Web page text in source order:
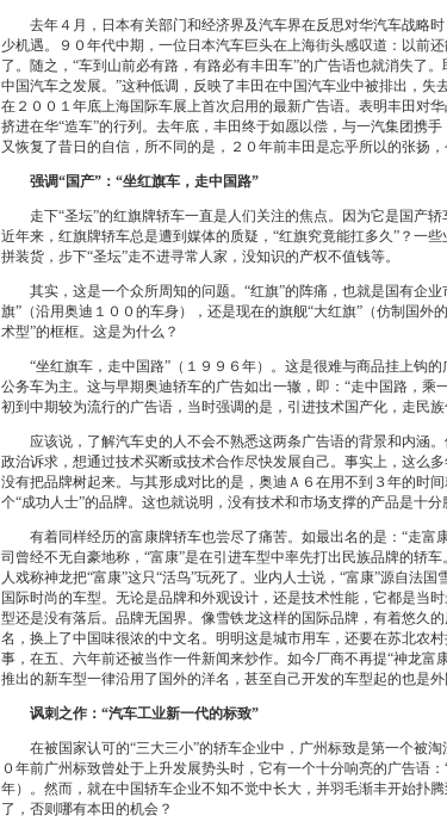
去年４月，日本有关部门和经济界及汽车界在反思对华汽车战略时
少机遇。９０年代中期，一位日本汽车巨头在上海街头感叹道：以前
了。随之，“车到山前必有路，有路必有丰田车”的广告语也就消失了
中国汽车之发展。”这种低调，反映了丰田在中国汽车业中被排出，
在２００１年底上海国际车展上首次启用的最新广告语。表明丰田对
挤进在华“造车”的行列。去年底，丰田终于如愿以偿，与一汽集团携
又恢复了昔日的自信，所不同的是，２０年前丰田是忘乎所以的张扬，
强调“国产”：“坐红旗车，走中国路”
走下“圣坛”的红旗牌轿车一直是人们关注的焦点。因为它是国产轿
近年来，红旗牌轿车总是遭到媒体的质疑，“红旗究竟能扛多久”？一
拼装货，步下“圣坛”走不进寻常人家，没知识的产权不值钱等。
其实，这是一个众所周知的问题。“红旗”的阵痛，也就是国有企业
旗”（沿用奥迪１００的车身），还是现在的旗舰“大红旗”（仿制国外
术型”的框框。这是为什么？
“坐红旗车，走中国路”（１９９６年）。这是很难与商品挂上钩的
公务车为主。这与早期奥迪轿车的广告如出一辙，即：“走中国路，乘
初到中期较为流行的广告语，当时强调的是，引进技术国产化，走民族
应该说，了解汽车史的人不会不熟悉这两条广告语的背景和内涵。
政治诉求，想通过技术买断或技术合作尽快发展自己。事实上，这么
没有把品牌树起来。与其形成对比的是，奥迪Ａ６在用不到３年的时
个“成功人士”的品牌。这也就说明，没有技术和市场支撑的产品是十分
有着同样经历的富康牌轿车也尝尽了痛苦。如最出名的是：“走富
司曾经不无自豪地称，“富康”是在引进车型中率先打出民族品牌的轿
人戏称神龙把“富康”这只“活鸟”玩死了。业内人士说，“富康”源自法
国际时尚的车型。无论是品牌和外观设计，还是技术性能，它都是当
型还是没有落后。品牌无国界。像雪铁龙这样的国际品牌，有着悠久
名，换上了中国味很浓的中文名。明明这是城市用车，还要在苏北农
事，在五、六年前还被当作一件新闻来炒作。如今厂商不再提“神龙富
推出的新车型一律沿用了国外的洋名，甚至自己开发的车型起的也是外
讽刺之作：“汽车工业新一代的标致”
在被国家认可的“三大三小”的轿车企业中，广州标致是第一个被淘
０年前广州标致曾处于上升发展势头时，它有一个十分响亮的广告语
年）。然而，就在中国轿车企业不知不觉中长大，并羽毛渐丰开始扑
了，否则哪有本田的机会？